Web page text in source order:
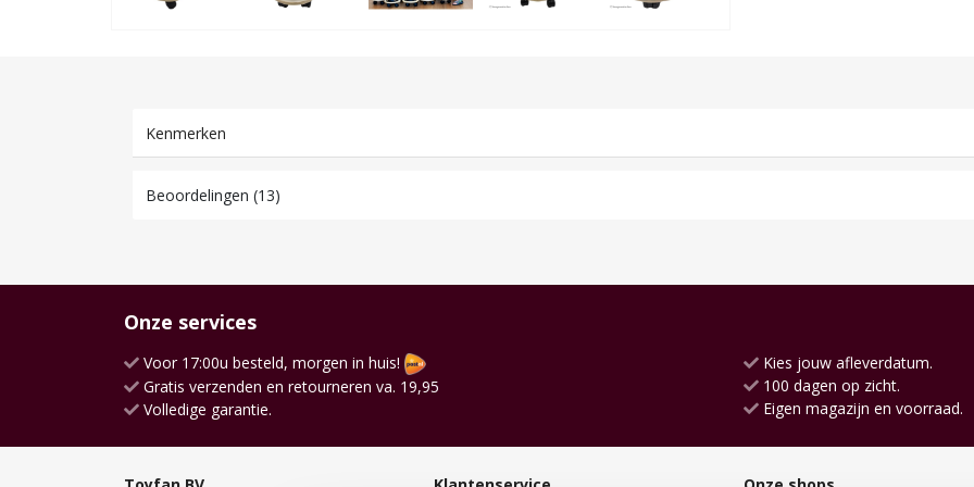
Kenmerken
Beoordelingen (13)
Onze services
Voor 17:00u besteld, morgen in huis!
Gratis verzenden en retourneren va. 19,95
Volledige garantie.
Kies jouw afleverdatum.
100 dagen op zicht.
Eigen magazijn en voorraad.